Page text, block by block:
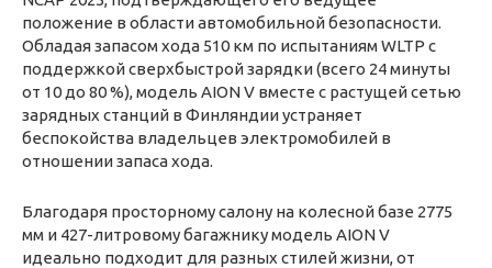
положение в области автомобильной безопасности.
Обладая запасом хода 510 км по испытаниям WLTP с
поддержкой сверхбыстрой зарядки (всего 24 минуты
от 10 до 80 %), модель AION V вместе с растущей сетью
зарядных станций в Финляндии устраняет
беспокойства владельцев электромобилей в
отношении запаса хода.
Благодаря просторному салону на колесной базе 2775
мм и 427-литровому багажнику модель AION V
идеально подходит для разных стилей жизни, от